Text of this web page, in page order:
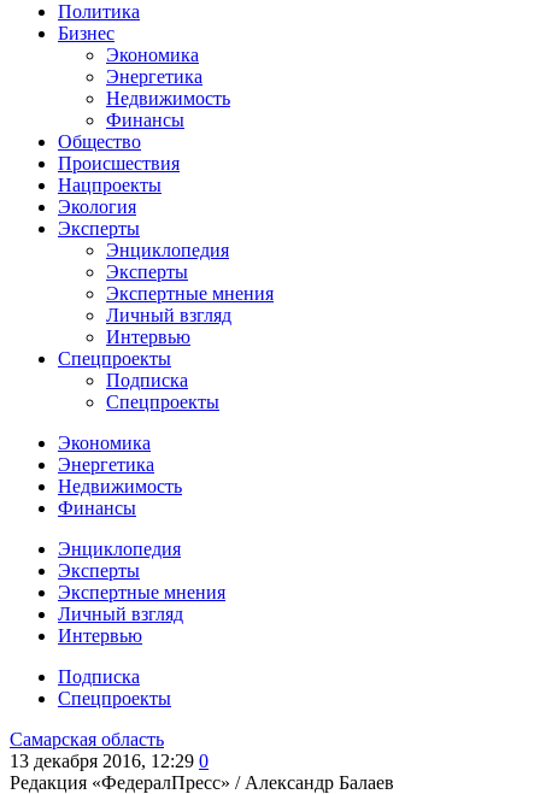
Политика
Бизнес
Экономика
Энергетика
Недвижимость
Финансы
Общество
Происшествия
Нацпроекты
Экология
Эксперты
Энциклопедия
Эксперты
Экспертные мнения
Личный взгляд
Интервью
Спецпроекты
Подписка
Спецпроекты
Экономика
Энергетика
Недвижимость
Финансы
Энциклопедия
Эксперты
Экспертные мнения
Личный взгляд
Интервью
Подписка
Спецпроекты
Самарская область
13 декабря 2016, 12:29 0
Редакция «ФедералПресс» / Александр Балаев